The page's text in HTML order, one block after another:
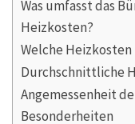
Was umfasst das
Heizkosten?
Welche
Durchschnittliche
Angemessenheit
Besonderheiten